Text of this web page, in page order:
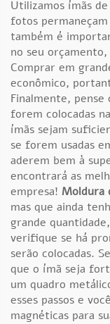
Utilizamos ímãs
fotos
também é
no seu
Comprar em
econômico,
Finalmente, pense
forem colocadas
ímãs sejam
se forem usadas
aderem bem à
encontrará as
empresa! Moldura
mas que ainda
grande
verifique se há
serão colocadas.
que o ímã seja
um quadro
esses passos e
magnéticas para